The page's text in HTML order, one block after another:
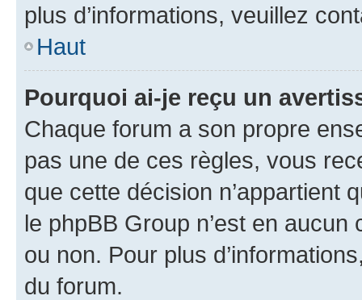
plus d’informations, veuillez
Haut
Pourquoi ai-je reçu un
Chaque forum a son propre
pas une de ces règles, vous
que cette décision n’appartient
le phpBB Group n’est en
ou non. Pour plus
du forum.